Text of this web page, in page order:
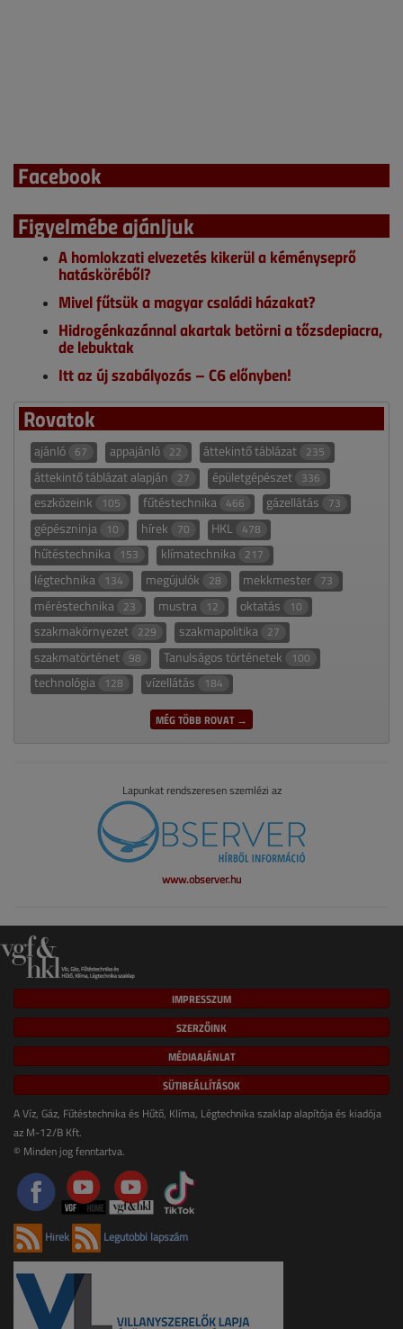
Facebook
Figyelmébe ajánljuk
A homlokzati elvezetés kikerül a kéményseprő
hatásköréből?
Mivel fűtsük a magyar családi házakat?
Hidrogénkazánnal akartak betörni a tőzsdepiacra,
de lebuktak
Itt az új szabályozás – C6 előnyben!
Rovatok
ajánló 67 appajánló 22 áttekintő táblázat 235
áttekintő táblázat alapján 27 épületgépészet 336
eszközeink 105 fűtéstechnika 466 gázellátás 73
gépészninja 10 hírek 70 HKL 478
hűtéstechnika 153 klímatechnika 217
légtechnika 134 megújulók 28 mekkmester 73
méréstechnika 23 mustra 12 oktatás 10
szakmakörnyezet 229 szakmapolitika 27
szakmatörténet 98 Tanulságos történetek 100
technológia 128 vízellátás 184
MÉG TÖBB ROVAT →
Lapunkat rendszeresen szemlézi az
www.observer.hu
IMPRESSZUM
SZERZŐINK
MÉDIAAJÁNLAT
SÜTIBEÁLLÍTÁSOK
A Víz, Gáz, Fűtéstechnika és Hűtő, Klíma, Légtechnika szaklap alapítója és kiadója
az M-12/B Kft.
© Minden jog fenntartva.
Hírek Legutóbbi lapszám